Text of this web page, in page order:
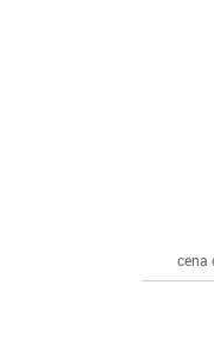
cena